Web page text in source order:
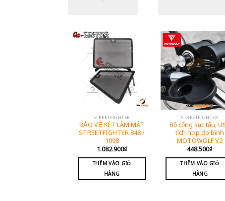
STREETFIGHTER
BẢO VỆ KÉT LÀM MÁT
STREETFIGHTER 848 /
1098
1.082.900₫
THÊM VÀO GIỎ
HÀNG
STREETFIGHTER
Bộ cổng sạc tẩu,
tích hợp đo bình
MOTOWOLF V2
448.500₫
THÊM VÀO GIỎ
HÀNG